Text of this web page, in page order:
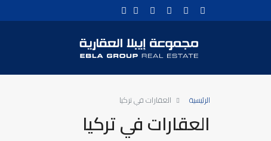
الرئيسية العقارات في تركيا
العقارات في تركيا